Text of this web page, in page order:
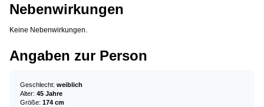
Nebenwirkungen
Keine Nebenwirkungen.
Angaben zur Person
Geschlecht: weiblich
Alter: 45 Jahre
Größe: 174 cm